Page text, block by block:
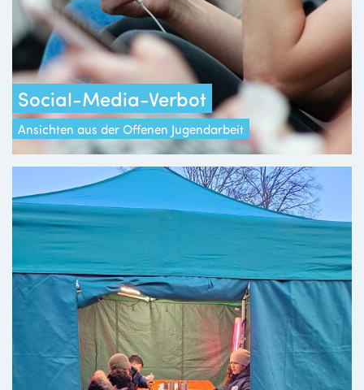
Social-Media-Verbot
Ansichten aus der Offenen Jugendarbeit